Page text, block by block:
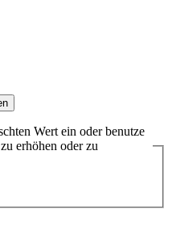
Wert ein oder benutze
erhöhen oder zu